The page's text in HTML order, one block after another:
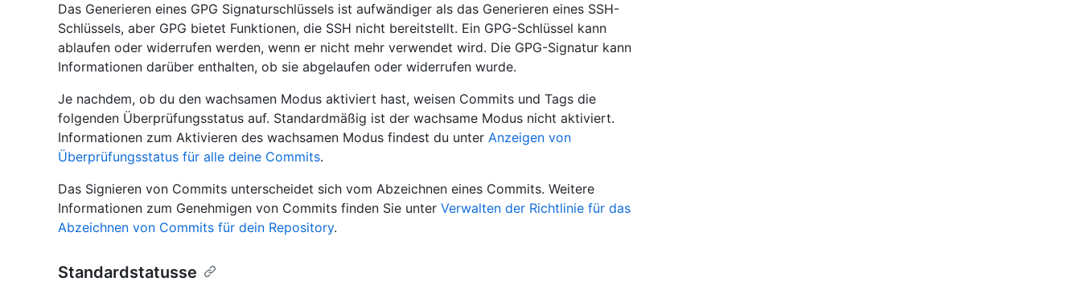
Das Generieren eines GPG Signaturschlüssels ist aufwändiger als das Generieren eines SSH-
Schlüssels, aber GPG bietet Funktionen, die SSH nicht bereitstellt. Ein GPG-Schlüssel kann
ablaufen oder widerrufen werden, wenn er nicht mehr verwendet wird. Die GPG-Signatur kann
Informationen darüber enthalten, ob sie abgelaufen oder widerrufen wurde.
Je nachdem, ob du den wachsamen Modus aktiviert hast, weisen Commits und Tags die
folgenden Überprüfungsstatus auf. Standardmäßig ist der wachsame Modus nicht aktiviert.
Informationen zum Aktivieren des wachsamen Modus findest du unter Anzeigen von
Überprüfungsstatus für alle deine Commits.
Das Signieren von Commits unterscheidet sich vom Abzeichnen eines Commits. Weitere
Informationen zum Genehmigen von Commits finden Sie unter Verwalten der Richtlinie für das
Abzeichnen von Commits für dein Repository.
Standardstatusse